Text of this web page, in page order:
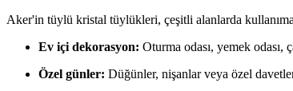
Aker'in tüylü kristal tüylükleri, çeşitli alanlarda
Ev içi dekorasyon: Oturma odası, yemek odası,
Özel günler: Düğünler, nişanlar veya özel